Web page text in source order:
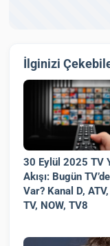
İlginizi
30 Eylül 2025 TV
Akışı: Bugün
Var? Kanal D,
TV, NOW, TV8